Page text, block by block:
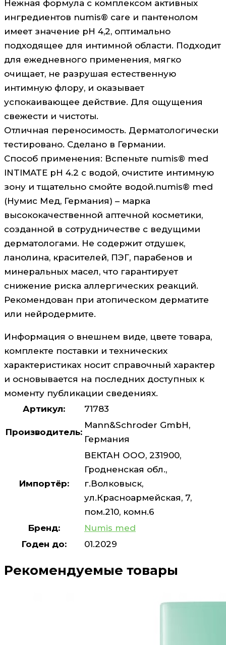
Нежная формула с комплексом активных
ингредиентов numis® care и пантенолом
имеет значение pH 4,2, оптимально
подходящее для интимной области. Подходит
для ежедневного применения, мягко
очищает, не разрушая естественную
интимную флору, и оказывает
успокаивающее действие. Для ощущения
свежести и чистоты.
Отличная переносимость. Дерматологически
тестировано. Сделано в Германии.
Способ применения: Вспеньте numis® med
INTIMATE pH 4.2 с водой, очистите интимную
зону и тщательно смойте водой.numis® med
(Нумис Мед, Германия) – марка
высококачественной аптечной косметики,
созданной в сотрудничестве с ведущими
дерматологами. Не содержит отдушек,
ланолина, красителей, ПЭГ, парабенов и
минеральных масел, что гарантирует
снижение риска аллергических реакций.
Рекомендован при атопическом дерматите
или нейродермите.
Информация о внешнем виде, цвете товара,
комплекте поставки и технических
характеристиках носит справочный характер
и основывается на последних доступных к
моменту публикации сведениях.
Артикул:
71783
Производитель:
Mann&Schroder GmbH,
Германия
Импортёр:
ВЕКТАН ООО, 231900,
Гродненская обл.,
г.Волковыск,
ул.Красноармейская, 7,
пом.210, комн.6
Бренд:
Numis med
Годен до:
01.2029
Рекомендуемые товары